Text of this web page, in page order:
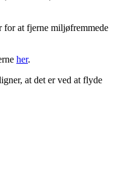
for at fjerne miljøfremmede
her.
at det er ved at flyde